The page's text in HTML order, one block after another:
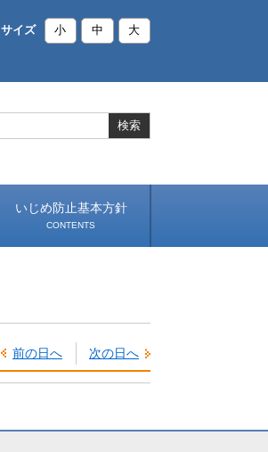
サイズ 小 中 大
いじめ防止基本方針
CONTENTS
前の日へ 次の日へ